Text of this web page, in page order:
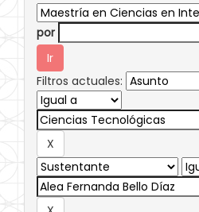
por
Filtros actuales: